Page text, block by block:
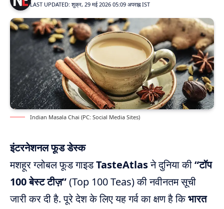
LAST UPDATED: शुक्र, 29 मई 2026 05:09 अपराह्न IST
Indian Masala Chai (PC: Social Media Sites)
इंटरनेशनल फूड डेस्क
मशहूर ग्लोबल फूड गाइडTasteAtlasने दुनिया की“टॉप
100 बेस्ट टीज़”(Top 100 Teas) की नवीनतम सूची
जारी कर दी है.पूरे देश के लिए यह गर्व का क्षण है किभारत